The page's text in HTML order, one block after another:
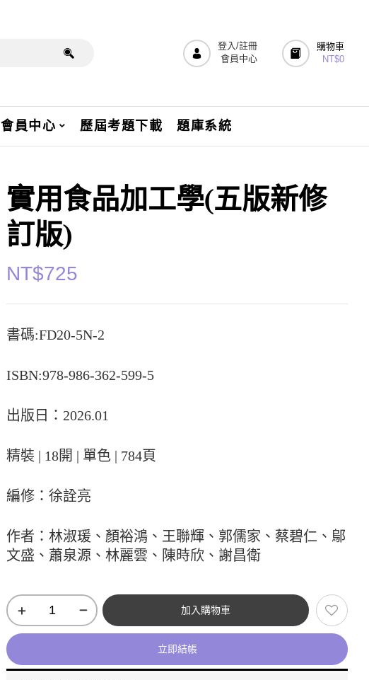
登入/註冊
會員中心
購物車
NT$0
會員中心 歷屆考題下載 題庫系統
實用食品加工學(五版新修
訂版)
NT$725
書碼:FD20-5N-2
ISBN:978-986-362-599-5
出版日：2026.01
精裝 | 18開 | 單色 | 784頁
編修：徐詮亮
作者：林淑瑗、顏裕鴻、王聯輝、郭儒家、蔡碧仁、鄔
文盛、蕭泉源、林麗雲、陳時欣、謝昌衛
加入購物車
立即結帳